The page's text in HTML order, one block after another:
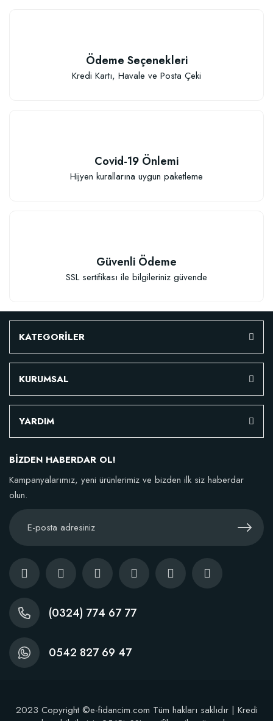
Sepete Ekle
52,18 TL
BestSol Sıvı Solucan Gübresi 1 Litre
146,77 TL
Ödeme Seçenekleri
Kredi Kartı, Havale ve Posta Çeki
Covid-19 Önlemi
Hijyen kurallarına uygun paketleme
Güvenli Ödeme
SSL sertifikası ile bilgileriniz güvende
KATEGORİLER
KURUMSAL
YARDIM
BİZDEN HABERDAR OL!
Kampanyalarımız, yeni ürünlerimiz ve bizden ilk siz haberdar
olun.
(0324) 774 67 77
0542 827 69 47
2023 Copyright ©e-fidancim.com Tüm hakları saklıdır | Kredi